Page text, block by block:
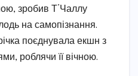
зробив Т’Чаллу
на самопізнання.
поєднувала екшн з
роблячи її вічною.